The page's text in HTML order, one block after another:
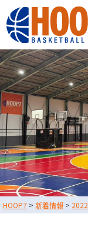
大阪・東大阪・堺のバ
HOME
初めての方へ
東大阪店
堺店
大会・イベント
HOOPERSスク
バスケ×BBQ
お知らせ
スタッフブログ
お問い合わせ
利用規約
運営会社情報
採用情報
HOOP7 > 新着情報 >